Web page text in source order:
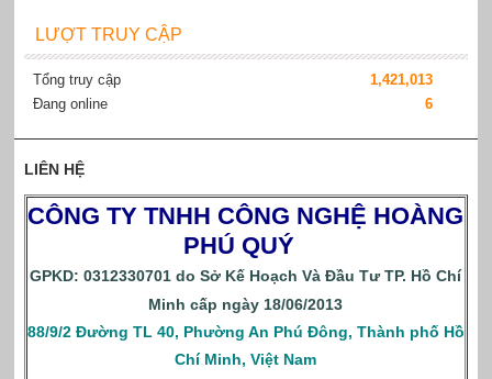
LƯỢT TRUY CẬP
Tổng truy cập
1,421,013
Đang online
6
LIÊN HỆ
CÔNG TY TNHH CÔNG NGHỆ HOÀNG
PHÚ QUÝ
GPKD: 0312330701 do Sở Kế Hoạch Và Đầu Tư TP. Hồ Chí
Minh cấp ngày 18/06/2013
88/9/2 Đường TL 40, Phường An Phú Đông, Thành phố Hồ
Chí Minh, Việt Nam